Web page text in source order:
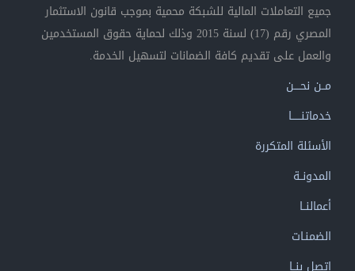
جميع التعاملات المالية للشبكة محمية بموجب قانون الاستثمار
المصري رقم (17) لسنة 2015 وذلك لحماية حقوق المستخدمين
والعمل على تقديم كافة الضمانات لتسهيل الخدمة.
مــن نحــــن
خدماتنــــــا
الأسئلة المتكررة
المدونــة
أعمالنــا
الضمنـات
إتصل بنــا